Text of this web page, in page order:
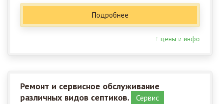
Подробнее
↑ цены и инфо
Ремонт и сервисное обслуживание
различных видов септиков.
Сервис